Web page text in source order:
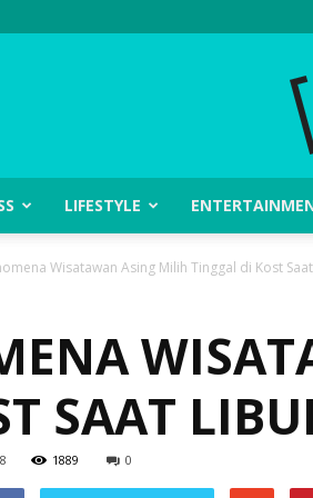
LIFESTYLE
Wisatawan Asing Milih Tinggal di Kost
SAAT
1889 0